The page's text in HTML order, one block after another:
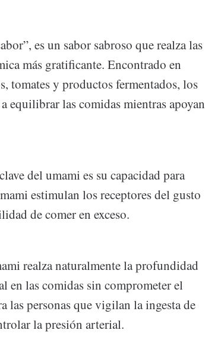
es un sabor sabroso que realza las
más gratificante. Encontrado en
tomates y productos fermentados, los
equilibrar las comidas mientras apoyan
del umami es su capacidad para
estimulan los receptores del gusto
de comer en exceso.
realza naturalmente la profundidad
en las comidas sin comprometer el
las personas que vigilan la ingesta de
la presión arterial.